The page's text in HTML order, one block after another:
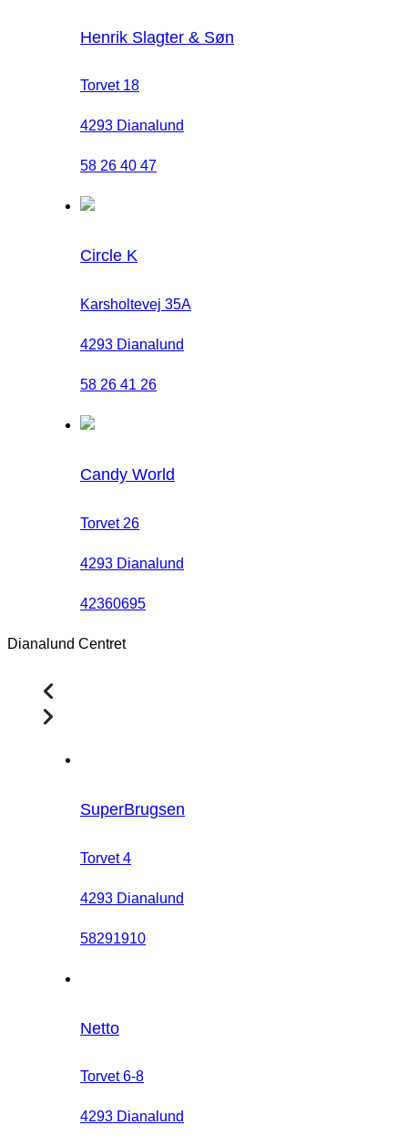
Henrik Slagter & Søn
Torvet 18
4293 Dianalund
58 26 40 47
Circle K
Karsholtevej 35A
4293 Dianalund
58 26 41 26
Candy World
Torvet 26
4293 Dianalund
42360695
Dianalund Centret
SuperBrugsen
Torvet 4
4293 Dianalund
58291910
Netto
Torvet 6-8
4293 Dianalund